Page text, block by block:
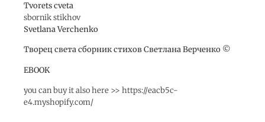
Tvorets cveta
sbornik stikhov
Svetlana Verchenko
Творец cвета сборник стихов Светлана Верченко ©
EBOOK
you can buy it also here >> https://eacb5c-
e4.myshopify.com/